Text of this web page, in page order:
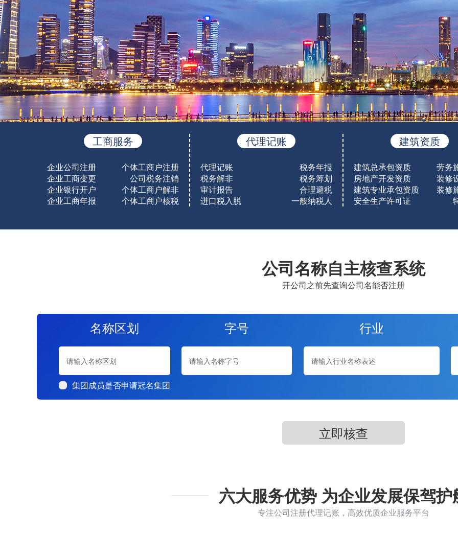
工商服务
企业公司注册
个体工商户注册
企业工商变更
公司税务注销
企业银行开户
个体工商户解非
企业工商年报
个体工商户核税
代理记账
代理记账
税务年报
税务解非
税务筹划
审计报告
合理避税
进口税入脱
一般纳税人
建筑资质
建筑总承包资质
劳务
房地产开发资质
装修
建筑专业承包资质
装修
安全生产许可证
公司名称自主核查系统
开公司之前先查询公司名能否注册
名称区划
集团成员是否申请冠名集团
字号 行业
立即核查
六大服务优势 为企业发展保驾护
专注公司注册代理记账，高效优质企业服务平台